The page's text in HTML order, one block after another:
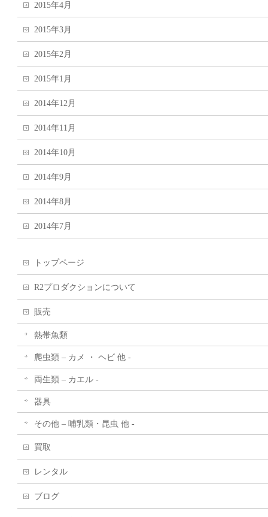
2015年4月
2015年3月
2015年2月
2015年1月
2014年12月
2014年11月
2014年10月
2014年9月
2014年8月
2014年7月
トップページ
R2プロダクションについて
販売
熱帯魚類
爬虫類 – カメ ・ ヘビ 他 -
両生類 – カエル -
器具
その他 – 哺乳類・昆虫 他 -
買取
レンタル
ブログ